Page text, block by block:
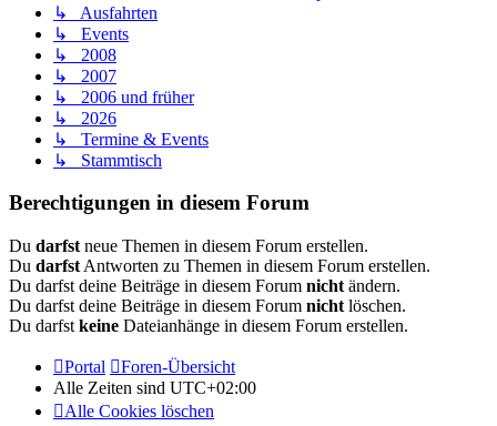
↳ Ausfahrten
↳ Events
↳ 2008
↳ 2007
↳ 2006 und früher
↳ 2026
↳ Termine & Events
↳ Stammtisch
Berechtigungen in diesem Forum
Du darfst neue Themen in diesem Forum erstellen.
Du darfst Antworten zu Themen in diesem Forum erstellen.
Du darfst deine Beiträge in diesem Forum nicht ändern.
Du darfst deine Beiträge in diesem Forum nicht löschen.
Du darfst keine Dateianhänge in diesem Forum erstellen.
Portal
Foren-Übersicht
Alle Zeiten sind UTC+02:00
Alle Cookies löschen